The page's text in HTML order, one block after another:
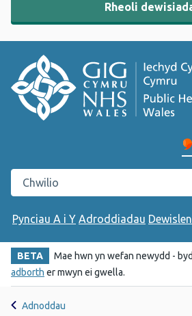
Rheoli
Chwilio gwefan Iechyd Cyhoeddus
Pynciau A i Y Adroddiadau Dewislen
BETA
Mae hwn yn wefan newydd -
adborth er mwyn ei gwella.
Adnoddau